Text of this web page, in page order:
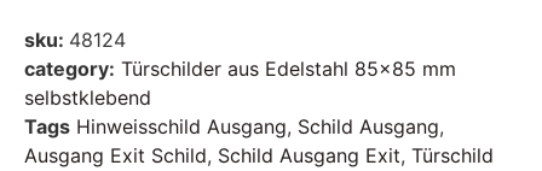
sku: 48124
category: Türschilder aus Edelstahl 85x85 mm
selbstklebend
Tags Hinweisschild Ausgang, Schild Ausgang,
Ausgang Exit Schild, Schild Ausgang Exit, Türschild